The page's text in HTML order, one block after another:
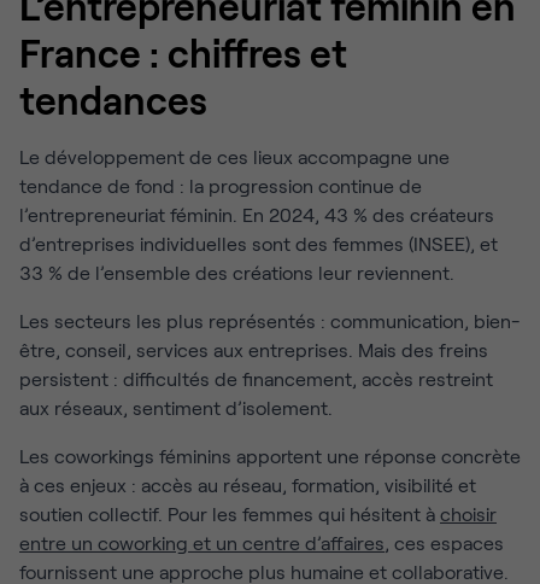
France : chiffres et
tendances
Le développement de ces lieux accompagne une
tendance de fond : la progression continue de
l’entrepreneuriat féminin. En 2024, 43 % des créateurs
d’entreprises individuelles sont des femmes (INSEE), et
33 % de l’ensemble des créations leur reviennent.
Les secteurs les plus représentés : communication, bien-
être, conseil, services aux entreprises. Mais des freins
persistent : difficultés de financement, accès restreint
aux réseaux, sentiment d’isolement.
Les coworkings féminins apportent une réponse concrète
à ces enjeux : accès au réseau, formation, visibilité et
soutien collectif. Pour les femmes qui hésitent à choisir
entre un coworking et un centre d’affaires, ces espaces
fournissent une approche plus humaine et collaborative.